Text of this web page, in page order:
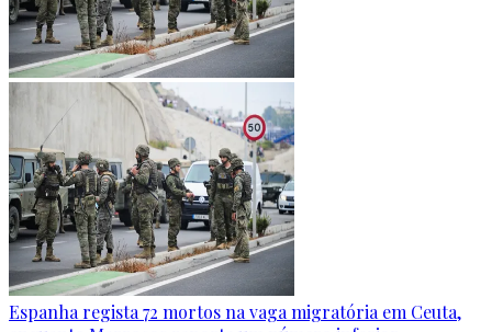
Espanha regista 72 mortos na vaga migratória em Ceuta,